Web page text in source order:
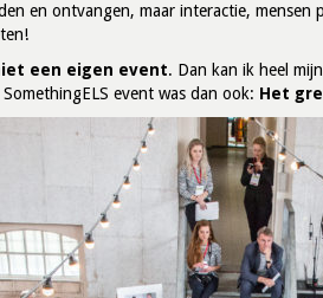
en ontvangen, maar interactie,
een eigen event. Dan kan ik heel
event was dan ook: Het